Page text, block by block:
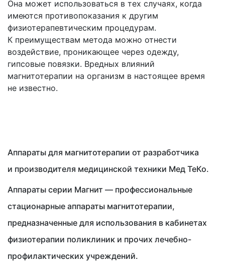
Она может использоваться в тех случаях, когда
имеются противопоказания к другим
физиотерапевтическим процедурам.
К преимуществам метода можно отнести
воздействие, проникающее через одежду,
гипсовые повязки. Вредных влияний
магнитотерапии на организм в настоящее время
не известно.
Аппараты для магнитотерапии от разработчика
и производителя медицинской техники Мед ТеКо.
Аппараты серии Магнит — профессиональные
стационарные аппараты магнитотерапии,
предназначенные для использования в кабинетах
физиотерапии поликлиник и прочих лечебно-
профилактических учреждений.